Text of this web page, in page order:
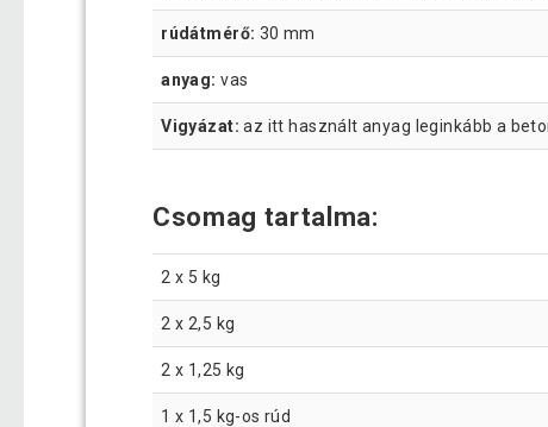
rúdátmérő: 30 mm
anyag: vas
Vigyázat: az itt használt anyag leginkább a
Csomag tartalma:
2 x 5 kg
2 x 2,5 kg
2 x 1,25 kg
1 x 1,5 kg-os rúd